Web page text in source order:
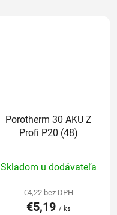
Porotherm 30 AKU Z
Profi P20 (48)
hodnotenie
produktu
je
Skladom u dodávateľa
€4,22 bez DPH
€5,19 / ks